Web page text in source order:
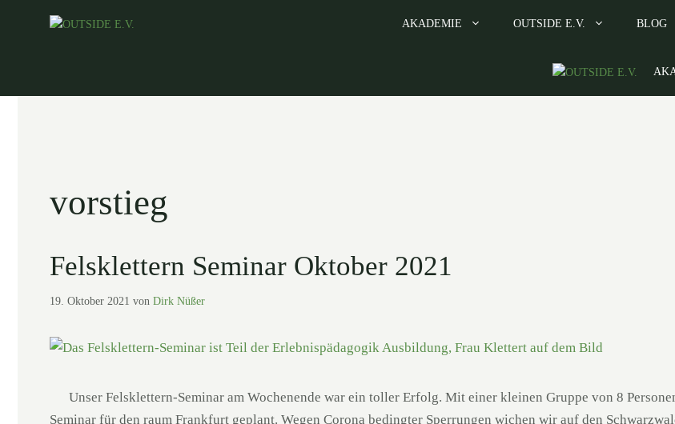
AKADEMIE OUTSIDE E.V. BLOG
vorstieg
Felsklettern Seminar Oktober 2021
19. Oktober 2021 von Dirk Nüßer
Unser Felsklettern-Seminar am Wochenende war ein toller Erfolg. Mit einer kleinen Gruppe von 8
Seminar für den raum Frankfurt geplant. Wegen Corona bedingter Sperrungen wichen wir auf den